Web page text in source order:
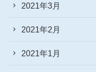
2021年3月
2021年2月
2021年1月